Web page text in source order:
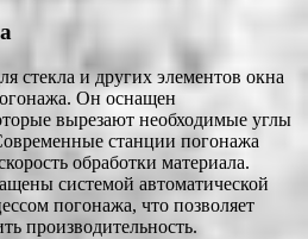
стекла и других элементов окна
Он оснащен
вырезают необходимые углы
станции погонажа
обработки материала.
системой автоматической
погонажа, что позволяет
производительность.